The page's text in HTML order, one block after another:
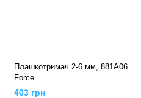
Плашкотримач 2-6 мм, 881A06
Force
403 грн